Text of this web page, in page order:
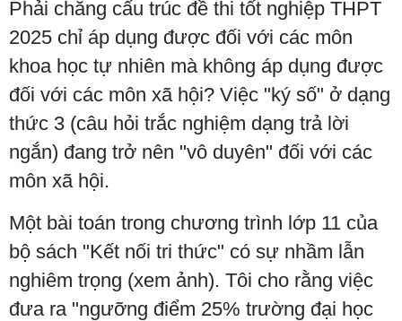
Phải chăng cấu trúc đề thi tốt nghiệp THPT
2025 chỉ áp dụng được đối với các môn
khoa học tự nhiên mà không áp dụng được
đối với các môn xã hội? Việc "ký số" ở dạng
thức 3 (câu hỏi trắc nghiệm dạng trả lời
ngắn) đang trở nên "vô duyên" đối với các
môn xã hội.
Một bài toán trong chương trình lớp 11 của
bộ sách "Kết nối tri thức" có sự nhầm lẫn
nghiêm trọng (xem ảnh). Tôi cho rằng việc
đưa ra "ngưỡng điểm 25% trường đại học